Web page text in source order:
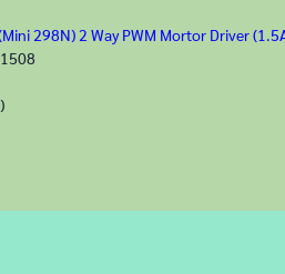
298N) 2 Way PWM Mortor Driver